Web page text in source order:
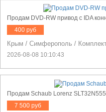
Продам DVD-RW привод с IDA
400 руб
Крым / Симферополь /
2026-08-08 10:10:43
Продам Schaub Lorenz
7 500 руб